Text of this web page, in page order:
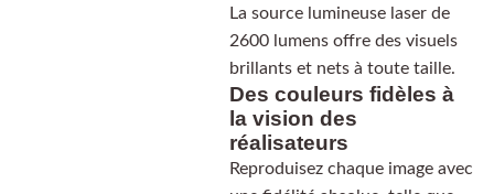
La source lumineuse laser de
2600 lumens offre des visuels
brillants et nets à toute taille.
Des couleurs fidèles à
la vision des
réalisateurs
Reproduisez chaque image avec